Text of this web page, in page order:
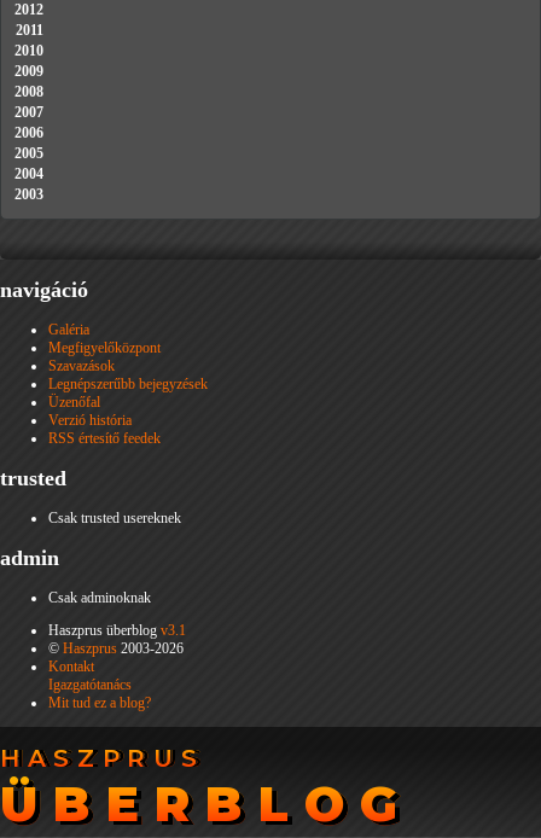
2012
2011
2010
2009
2008
2007
2006
2005
2004
2003
navigáció
Galéria
Megfigyelőközpont
Szavazások
Legnépszerűbb bejegyzések
Üzenőfal
Verzió história
RSS értesítő feedek
trusted
Csak trusted usereknek
admin
Csak adminoknak
Haszprus überblog v3.1
© Haszprus 2003-2026
Kontakt
Igazgatótanács
Mit tud ez a blog?
HASZPRUS
ÜBERBLOG
HASZPRUS
ÜBERBLOG